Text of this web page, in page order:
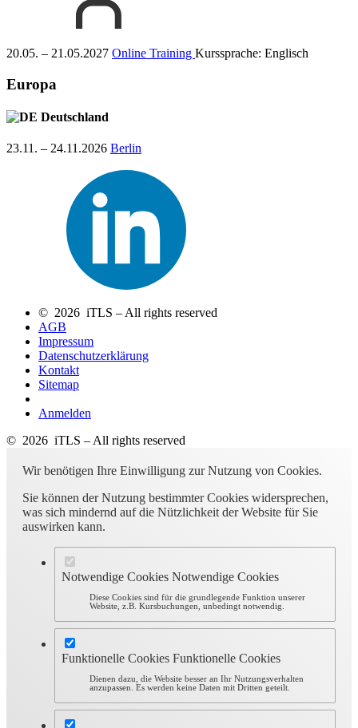
20.05. – 21.05.2027 Online Training Kurssprache: Englisch
Europa
Deutschland
23.11. – 24.11.2026 Berlin
© 2026 iTLS – All rights reserved
AGB
Impressum
Datenschutzerklärung
Kontakt
Sitemap
Anmelden
© 2026 iTLS – All rights reserved
Wir benötigen Ihre Einwilligung zur Nutzung von Cookies.
Sie können der Nutzung bestimmter Cookies widersprechen,
was sich mindernd auf die Nützlichkeit der Website für Sie
auswirken kann.
Notwendige Cookies Notwendige Cookies
Diese Cookies sind für die grundlegende Funktion unserer
Website, z.B. Kursbuchungen, unbedingt notwendig.
Funktionelle Cookies Funktionelle Cookies
Dienen dazu, die Website besser an Ihr Nutzungsverhalten
anzupassen. Es werden keine Daten mit Dritten geteilt.